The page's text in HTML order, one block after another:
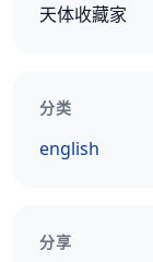
天体收藏家
分类
english
分享